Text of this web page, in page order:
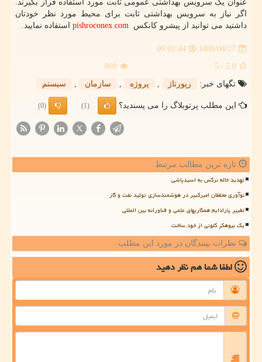
عنوان یک سرویس بهداشتی عمومی ثابت مورد استفاده قرار بگیرند.
اگر نیاز به سرویس بهداشتی ثابت برای محیط مورد نظر خودتان
داشتید می توانید از پیشرو کانکس
pishroconex.com استفاده نمایید.
1400/04/27
00:02:44
5.0
/ 5
808
تگهای خبر:
رپورتاژ , پروژه , سازمان , سیستم
این مطلب پرتوبلاگ را می پسندید؟ (1)
(0)
X
تازه ترین مطالب مرتبط
تهدید خاله نرگس به اسیدپاشی
نوآوری محققان امیرکبیر در هوشمندسازی تولید نفت و گاز
تغییر پارادایم همکاریهای علمی و فناورانه بین المللی
یک بیوهکر کلونی از خود ساخت
نظرات بینندگان در مورد این مطلب
لطفا شما همنظر دهید